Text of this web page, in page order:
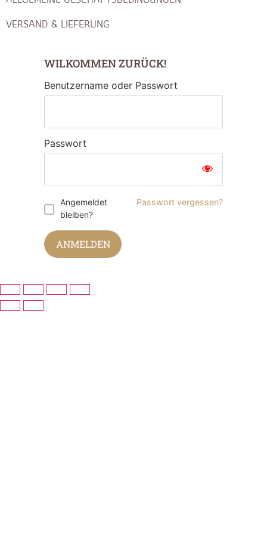
VERSAND & LIEFERUNG
WILKOMMEN ZURÜCK!
Benutzername oder Passwort
Passwort
Angemeldet
bleiben?
Passwort vergessen?
ANMELDEN